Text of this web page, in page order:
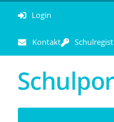
Login
Kontakt